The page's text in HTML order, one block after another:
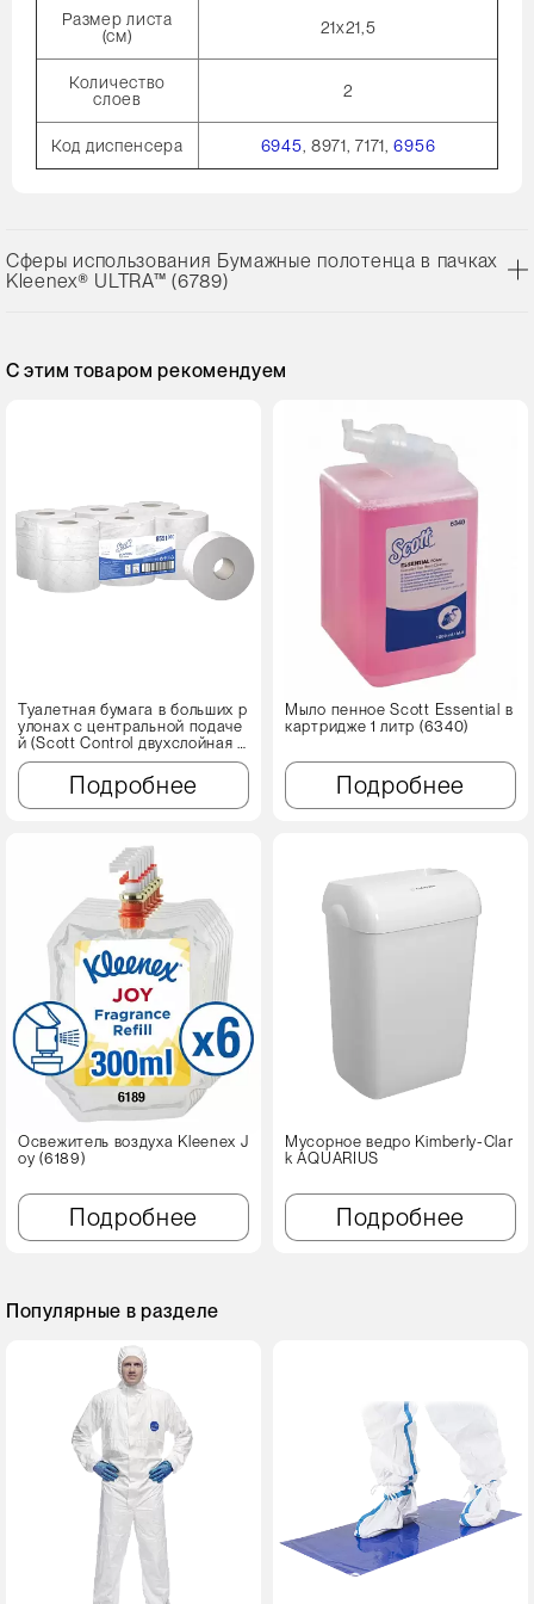
Размер листа
(см)
21х21,5
Количество
слоев
2
Код диспенсера 6945, 8971, 7171,6956
Сферы использования Бумажные полотенца в пачках
Kleenex® ULTRA™ (6789)
С этим товаром рекомендуем
Туалетная бумага в больших р
улонах с центральной подаче
й (Scott Control двухслойная 1
2 рул х 204м)
Подробнее
Мыло пенное Scott Essential в
картридже 1 литр (6340)
Подробнее
Освежитель воздуха Kleenex J
oy (6189)
Подробнее
Мусорное ведро Kimberly-Clar
k AQUARIUS
Подробнее
Популярные в разделе